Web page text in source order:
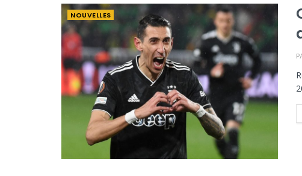
NOUVELLES